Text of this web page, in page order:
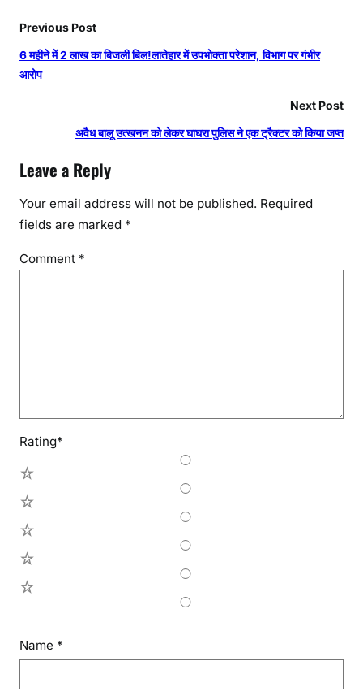
Previous Post
6 महीने में 2 लाख का बिजली बिल!लातेहार में उपभोक्ता परेशान, विभाग पर गंभीर
आरोप
Next Post
अवैध बालू उत्खनन को लेकर घाघरा पुलिस ने एक ट्रैक्टर को किया जप्त
Leave a Reply
Your email address will not be published. Required
fields are marked *
Comment *
Rating*
Name *